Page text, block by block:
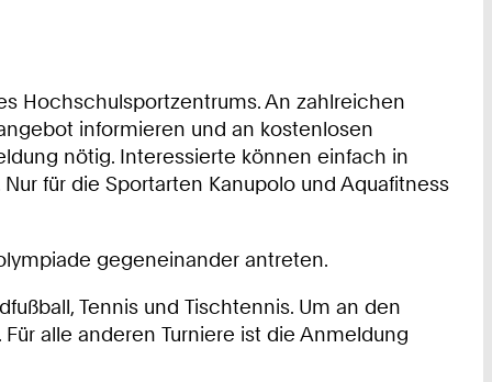
Hochschulsportzentrums. An zahlreichen
informieren und an kostenlosen
nötig. Interessierte können einfach in
für die Sportarten Kanupolo und Aquafitness
gegeneinander antreten.
Tennis und Tischtennis. Um an den
alle anderen Turniere ist die Anmeldung